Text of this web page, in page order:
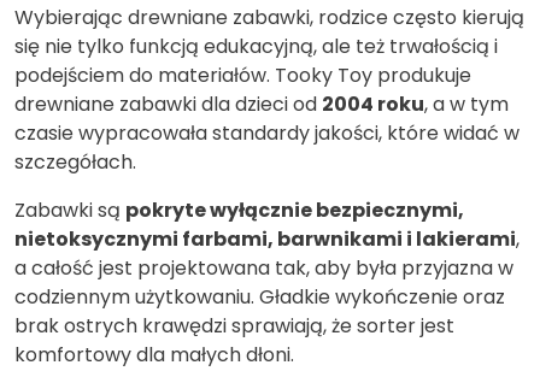
Wybierając drewniane zabawki, rodzice często kierują
się nie tylko funkcją edukacyjną, ale też trwałością i
podejściem do materiałów. Tooky Toy produkuje
drewniane zabawki dla dzieci od 2004 roku, a w tym
czasie wypracowała standardy jakości, które widać w
szczegółach.
Zabawki są pokryte wyłącznie bezpiecznymi,
nietoksycznymi farbami, barwnikami i lakierami,
a całość jest projektowana tak, aby była przyjazna w
codziennym użytkowaniu. Gładkie wykończenie oraz
brak ostrych krawędzi sprawiają, że sorter jest
komfortowy dla małych dłoni.